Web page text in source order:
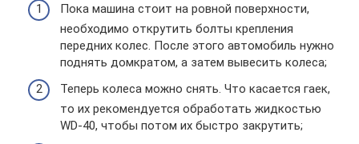
Пока машина стоит на ровной поверхности,
необходимо открутить болты крепления
передних колес. После этого автомобиль нужно
поднять домкратом, а затем вывесить колеса;
Теперь колеса можно снять. Что касается гаек,
то их рекомендуется обработать жидкостью
WD-40, чтобы потом их быстро закрутить;